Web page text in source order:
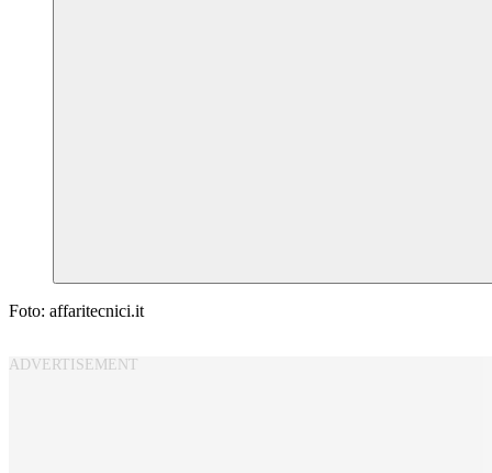
Foto: affaritecnici.it